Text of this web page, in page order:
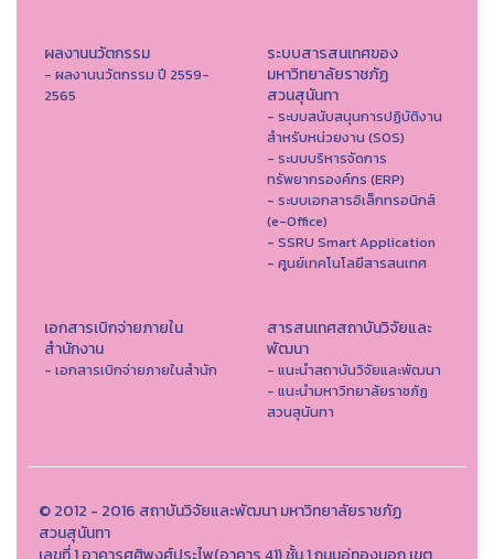
ผลงานนวัตกรรม
- ผลงานนวัตกรรม ปี 2559-
2565
ระบบสารสนเทศของ
มหาวิทยาลัยราชภัฏ
สวนสุนันทา
- ระบบสนับสนุนการปฏิบัติงาน
สำหรับหน่วยงาน (SOS)
- ระบบบริหารจัดการ
ทรัพยากรองค์กร (ERP)
- ระบบเอกสารอิเล็กทรอนิกส์
(e-Office)
- SSRU Smart Application
- ศูนย์เทคโนโลยีสารสนเทศ
เอกสารเบิกจ่ายภายใน
สำนักงาน
- เอกสารเบิกจ่ายภายในสำนัก
สารสนเทศสถาบันวิจัยและ
พัฒนา
- แนะนำสถาบันวิจัยและพัฒนา
- แนะนำมหาวิทยาลัยราชภัฏ
สวนสุนันทา
© 2012 - 2016 สถาบันวิจัยและพัฒนา มหาวิทยาลัยราชภัฏ
สวนสุนันทา